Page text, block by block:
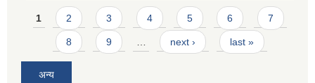
Pages
1 2 3 4 5 6 7
8 9 … next › last »
अन्य